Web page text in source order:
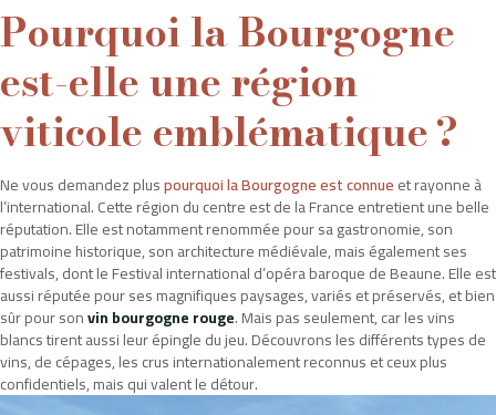
Nos chambres et suites
Le pub
La brasserie
Nos offres
La région
Offres d'emploi
Contact
Pourquoi la Bourgogne
est-elle une région
viticole emblématique ?
Ne vous demandez pluspourquoi la Bourgogne est connueet rayonne à
l’international. Cette région du centre est de la France entretient une belle
réputation. Elle est notamment renommée pour sa gastronomie, son
patrimoine historique, son architecture médiévale, mais également ses
festivals, dont le Festival international d’opéra baroque de Beaune. Elle est
aussi réputée pour ses magnifiques paysages, variés et préservés, et bien
sûr pour sonvin bourgogne rouge. Mais pas seulement, car les vins
blancs tirent aussi leur épingle du jeu. Découvrons les différents types de
vins, de cépages, les crus internationalement reconnus et ceux plus
confidentiels, mais qui valent le détour.